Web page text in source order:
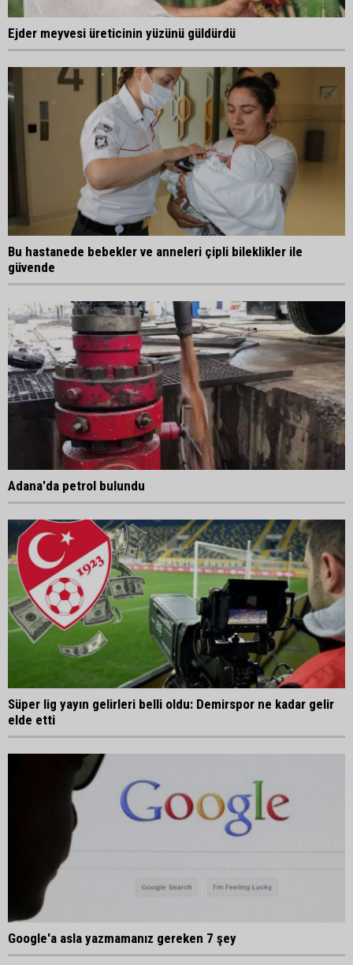
Ejder meyvesi üreticinin yüzünü güldürdü
Bu hastanede bebekler ve anneleri çipli bileklikler ile
güvende
Adana'da petrol bulundu
Süper lig yayın gelirleri belli oldu: Demirspor ne kadar gelir
elde etti
Google'a asla yazmamanız gereken 7 şey